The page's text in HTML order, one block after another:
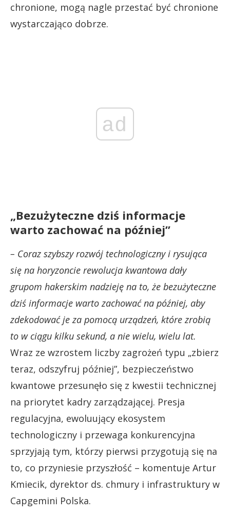
chronione, mogą nagle przestać być chronione
wystarczająco dobrze.
ad
„Bezużyteczne dziś informacje
warto zachować na później”
– Coraz szybszy rozwój technologiczny i rysująca
się na horyzoncie rewolucja kwantowa dały
grupom hakerskim nadzieję na to, że bezużyteczne
dziś informacje warto zachować na później, aby
zdekodować je za pomocą urządzeń, które zrobią
to w ciągu kilku sekund, a nie wielu, wielu lat.
Wraz ze wzrostem liczby zagrożeń typu „zbierz
teraz, odszyfruj później”, bezpieczeństwo
kwantowe przesunęło się z kwestii technicznej
na priorytet kadry zarządzającej. Presja
regulacyjna, ewoluujący ekosystem
technologiczny i przewaga konkurencyjna
sprzyjają tym, którzy pierwsi przygotują się na
to, co przyniesie przyszłość – komentuje Artur
Kmiecik, dyrektor ds. chmury i infrastruktury w
Capgemini Polska.